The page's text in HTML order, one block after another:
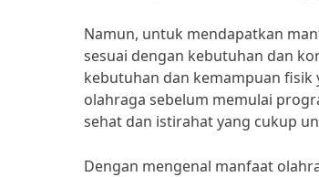
Namun, untuk mendapatkan
sesuai dengan kebutuhan dan
kebutuhan dan kemampuan
olahraga sebelum memulai
sehat dan istirahat yang cukup
Dengan mengenal manfaat